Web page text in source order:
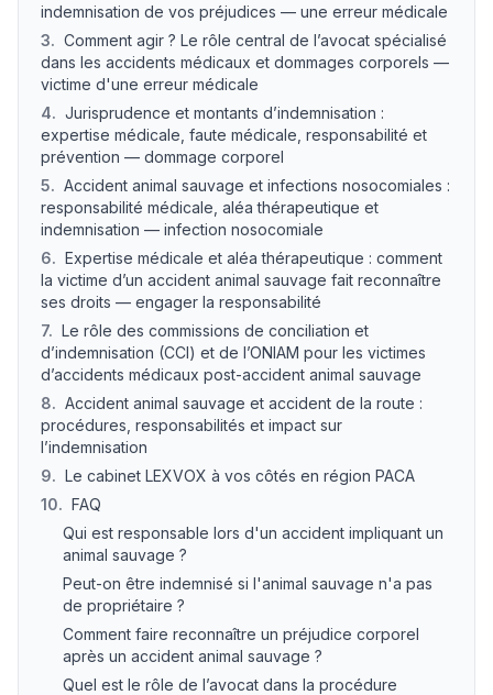
indemnisation de vos préjudices — une erreur médicale
3. Comment agir ? Le rôle central de l’avocat spécialisé
dans les accidents médicaux et dommages corporels —
victime d'une erreur médicale
4. Jurisprudence et montants d’indemnisation :
expertise médicale, faute médicale, responsabilité et
prévention — dommage corporel
5. Accident animal sauvage et infections nosocomiales :
responsabilité médicale, aléa thérapeutique et
indemnisation — infection nosocomiale
6. Expertise médicale et aléa thérapeutique : comment
la victime d’un accident animal sauvage fait reconnaître
ses droits — engager la responsabilité
7. Le rôle des commissions de conciliation et
d’indemnisation (CCI) et de l’ONIAM pour les victimes
d’accidents médicaux post-accident animal sauvage
8. Accident animal sauvage et accident de la route :
procédures, responsabilités et impact sur
l’indemnisation
9. Le cabinet LEXVOX à vos côtés en région PACA
10. FAQ
Qui est responsable lors d'un accident impliquant un
animal sauvage ?
Peut-on être indemnisé si l'animal sauvage n'a pas
de propriétaire ?
Comment faire reconnaître un préjudice corporel
après un accident animal sauvage ?
Quel est le rôle de l’avocat dans la procédure